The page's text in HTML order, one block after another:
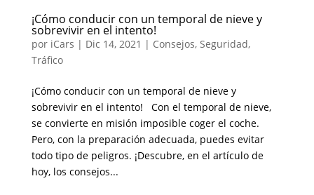
¡Cómo conducir con un temporal de nieve y
sobrevivir en el intento!
por iCars | Dic 14, 2021 | Consejos, Seguridad,
Tráfico
¡Cómo conducir con un temporal de nieve y
sobrevivir en el intento! Con el temporal de nieve,
se convierte en misión imposible coger el coche.
Pero, con la preparación adecuada, puedes evitar
todo tipo de peligros. ¡Descubre, en el artículo de
hoy, los consejos...